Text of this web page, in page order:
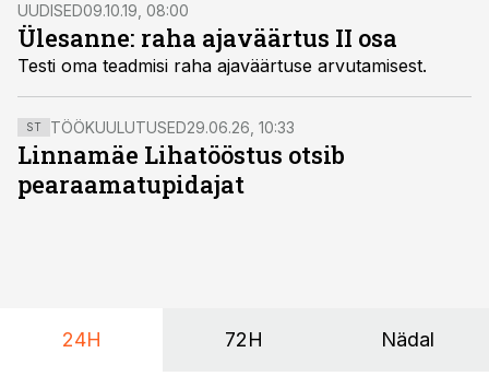
UUDISED09.10.19, 08:00
Ülesanne: raha ajaväärtus II osa
Testi oma teadmisi raha ajaväärtuse arvutamisest.
ST TÖÖKUULUTUSED29.06.26, 10:33
Linnamäe Lihatööstus otsib
pearaamatupidajat
24H 72H Nädal